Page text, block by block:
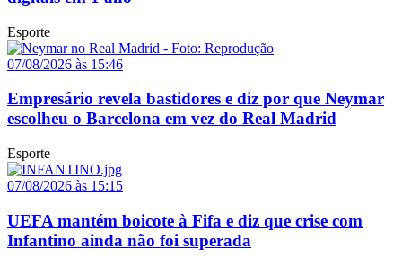
Esporte
07/08/2026 às 15:46
Empresário revela bastidores e diz por que Neymar
escolheu o Barcelona em vez do Real Madrid
Esporte
07/08/2026 às 15:15
UEFA mantém boicote à Fifa e diz que crise com
Infantino ainda não foi superada